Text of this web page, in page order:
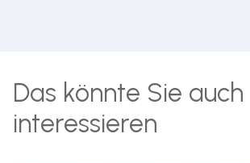
Das könnte Sie auch
interessieren